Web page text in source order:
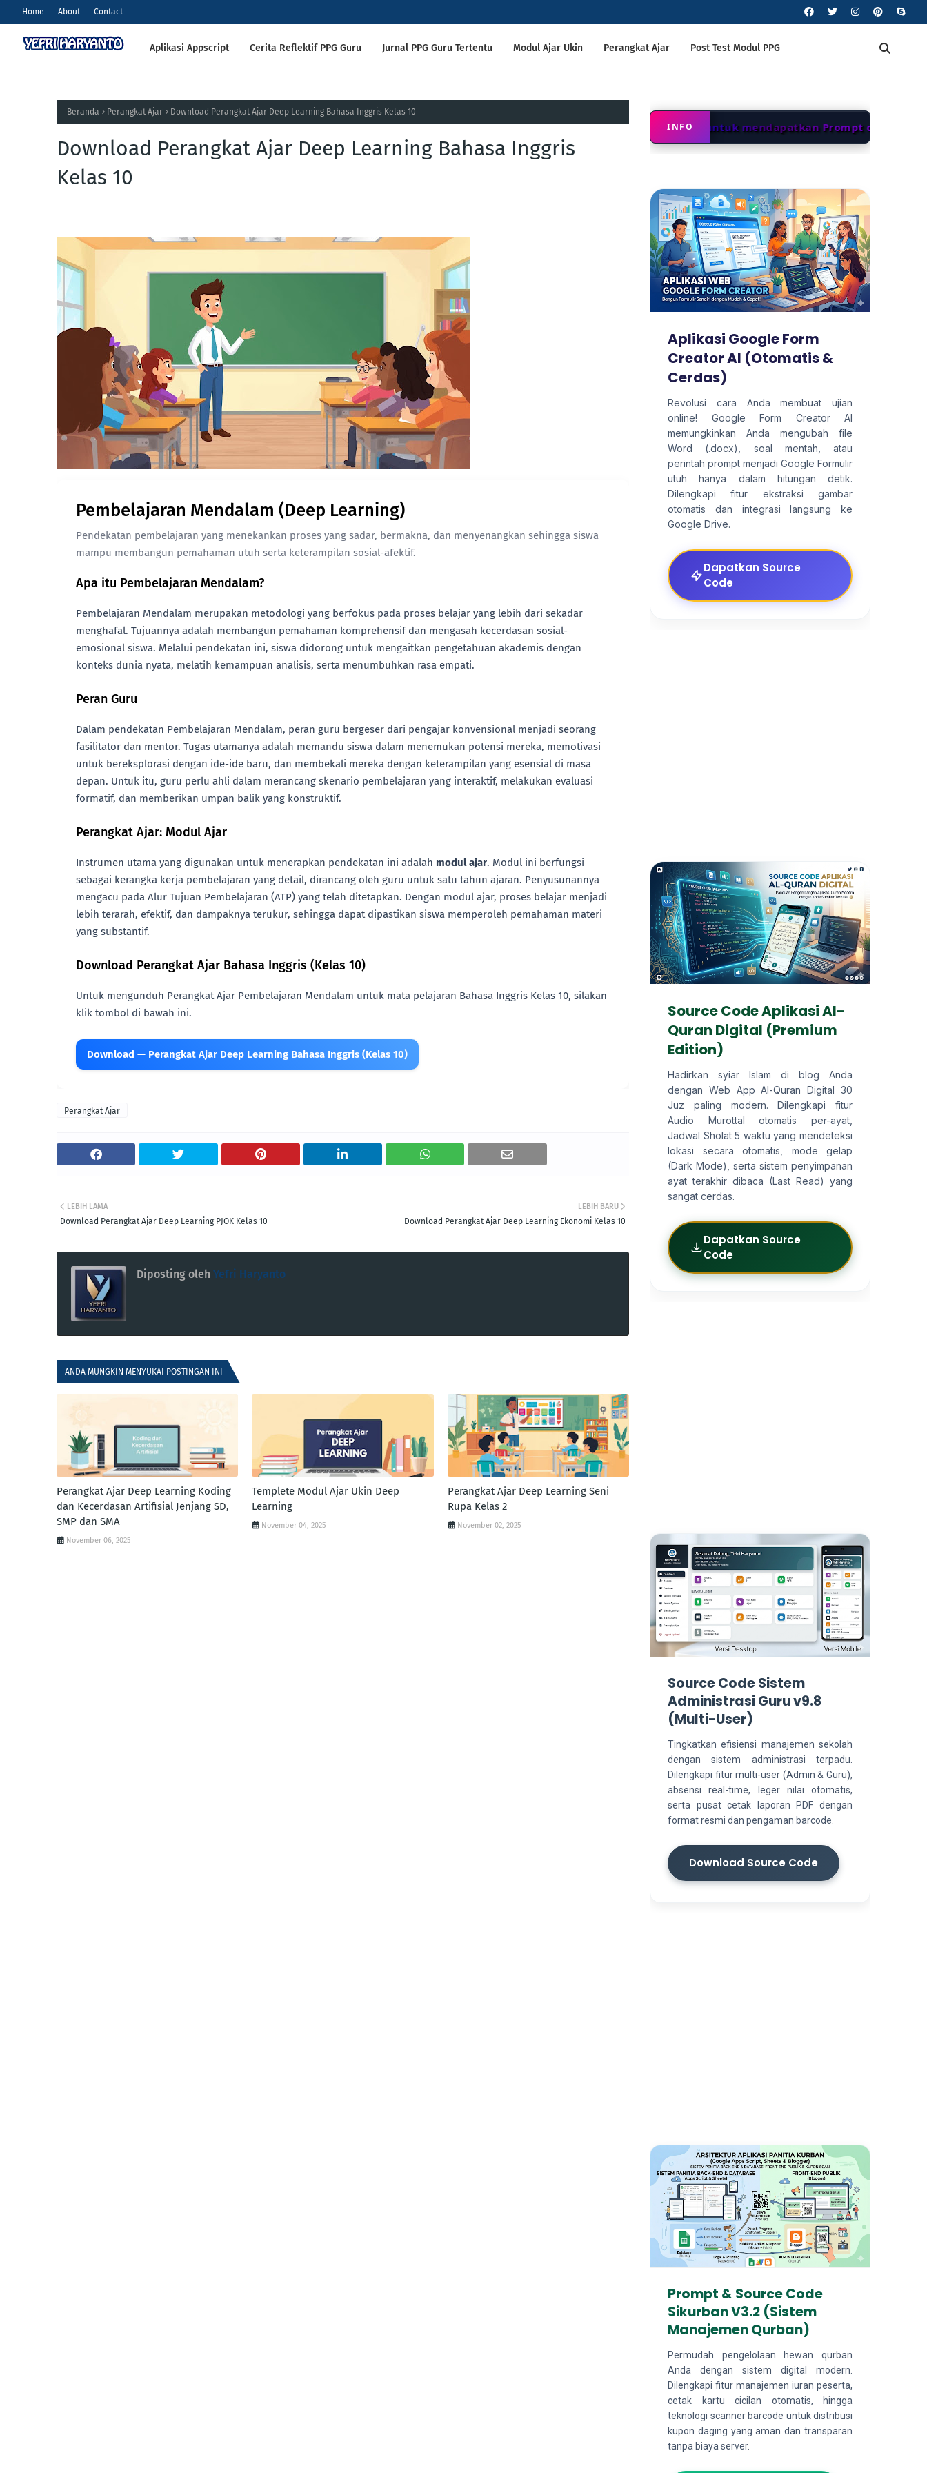
Home About Contact
Aplikasi Appscript Cerita Reflektif PPG Guru Jurnal PPG Guru Tertentu Modul Ajar Ukin Perangkat Ajar Post Test Modul PPG
Beranda Perangkat Ajar Download Perangkat Ajar Deep Learning Bahasa Inggris Kelas 10
Download Perangkat Ajar Deep Learning Bahasa Inggris
Kelas 10
Pembelajaran Mendalam (Deep Learning)
Pendekatan pembelajaran yang menekankan proses yang sadar, bermakna, dan menyenangkan sehingga siswa
mampu membangun pemahaman utuh serta keterampilan sosial-afektif.
Apa itu Pembelajaran Mendalam?
Pembelajaran Mendalam merupakan metodologi yang berfokus pada proses belajar yang lebih dari sekadar
menghafal. Tujuannya adalah membangun pemahaman komprehensif dan mengasah kecerdasan sosial-
emosional siswa. Melalui pendekatan ini, siswa didorong untuk mengaitkan pengetahuan akademis dengan
konteks dunia nyata, melatih kemampuan analisis, serta menumbuhkan rasa empati.
Peran Guru
Dalam pendekatan Pembelajaran Mendalam, peran guru bergeser dari pengajar konvensional menjadi seorang
fasilitator dan mentor. Tugas utamanya adalah memandu siswa dalam menemukan potensi mereka, memotivasi
untuk bereksplorasi dengan ide-ide baru, dan membekali mereka dengan keterampilan yang esensial di masa
depan. Untuk itu, guru perlu ahli dalam merancang skenario pembelajaran yang interaktif, melakukan evaluasi
formatif, dan memberikan umpan balik yang konstruktif.
Perangkat Ajar: Modul Ajar
Instrumen utama yang digunakan untuk menerapkan pendekatan ini adalah modul ajar. Modul ini berfungsi
sebagai kerangka kerja pembelajaran yang detail, dirancang oleh guru untuk satu tahun ajaran. Penyusunannya
mengacu pada Alur Tujuan Pembelajaran (ATP) yang telah ditetapkan. Dengan modul ajar, proses belajar menjadi
lebih terarah, efektif, dan dampaknya terukur, sehingga dapat dipastikan siswa memperoleh pemahaman materi
yang substantif.
Download Perangkat Ajar Bahasa Inggris (Kelas 10)
Untuk mengunduh Perangkat Ajar Pembelajaran Mendalam untuk mata pelajaran Bahasa Inggris Kelas 10, silakan
klik tombol di bawah ini.
Download — Perangkat Ajar Deep Learning Bahasa Inggris (Kelas 10)
Perangkat Ajar
LEBIH BARU
Download Perangkat Ajar Deep Learning Ekonomi Kelas 10
LEBIH LAMA
Download Perangkat Ajar Deep Learning PJOK Kelas 10
Diposting oleh Yefri Haryanto
ANDA MUNGKIN MENYUKAI POSTINGAN INI
Perangkat Ajar Deep Learning Koding
dan Kecerdasan Artifisial Jenjang SD,
SMP dan SMA
November 06, 2025
Templete Modul Ajar Ukin Deep
Learning
November 04, 2025
Perangkat Ajar Deep Learning Seni
Rupa Kelas 2
November 02, 2025
INFO
✦ Scroll ke bagian bawah untuk mendapatkan Prompt dan source
Aplikasi Google Form
Creator AI (Otomatis &
Cerdas)
Revolusi cara Anda membuat ujian
online! Google Form Creator AI
memungkinkan Anda mengubah file
Word (.docx), soal mentah, atau
perintah prompt menjadi Google Formulir
utuh hanya dalam hitungan detik.
Dilengkapi fitur ekstraksi gambar
otomatis dan integrasi langsung ke
Google Drive.
Dapatkan Source
Code
Source Code Aplikasi Al-
Quran Digital (Premium
Edition)
Hadirkan syiar Islam di blog Anda
dengan Web App Al-Quran Digital 30
Juz paling modern. Dilengkapi fitur
Audio Murottal otomatis per-ayat,
Jadwal Sholat 5 waktu yang mendeteksi
lokasi secara otomatis, mode gelap
(Dark Mode), serta sistem penyimpanan
ayat terakhir dibaca (Last Read) yang
sangat cerdas.
Dapatkan Source
Code
Source Code Sistem
Administrasi Guru v9.8
(Multi-User)
Tingkatkan efisiensi manajemen sekolah
dengan sistem administrasi terpadu.
Dilengkapi fitur multi-user (Admin & Guru),
absensi real-time, leger nilai otomatis,
serta pusat cetak laporan PDF dengan
format resmi dan pengaman barcode.
Download Source Code
Prompt & Source Code
Sikurban V3.2 (Sistem
Manajemen Qurban)
Permudah pengelolaan hewan qurban
Anda dengan sistem digital modern.
Dilengkapi fitur manajemen iuran peserta,
cetak kartu cicilan otomatis, hingga
teknologi scanner barcode untuk distribusi
kupon daging yang aman dan transparan
tanpa biaya server.